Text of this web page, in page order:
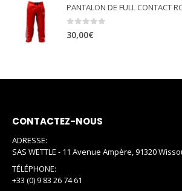
PANTALON DE FULL CONTACT
0 out of 5
30,00€
CONTACTEZ-NOUS
ADRESSE:
SAS WETTLE - 11 Avenue Ampère, 91320
TÉLÉPHONE:
+33 (0) 9 83 26 74 61